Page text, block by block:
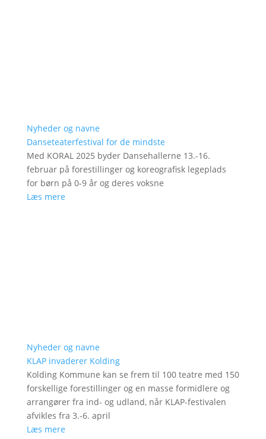
Nyheder og navne
Danseteaterfestival for de mindste
Med KORAL 2025 byder Dansehallerne 13.-16.
februar på forestillinger og koreografisk legeplads
for børn på 0-9 år og deres voksne
Læs mere
Nyheder og navne
KLAP invaderer Kolding
Kolding Kommune kan se frem til 100 teatre med 150
forskellige forestillinger og en masse formidlere og
arrangører fra ind- og udland, når KLAP-festivalen
afvikles fra 3.-6. april
Læs mere